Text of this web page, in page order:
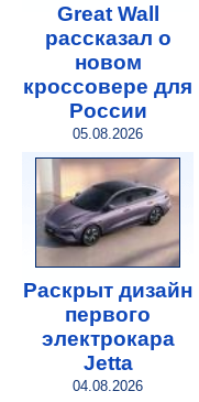
Great Wall
рассказал о
новом
кроссовере для
России
05.08.2026
Раскрыт дизайн
первого
электрокара
Jetta
04.08.2026